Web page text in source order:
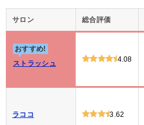
サロン 総合評価
おすすめ!
ストラッシュ
4.08
ラココ 3.62